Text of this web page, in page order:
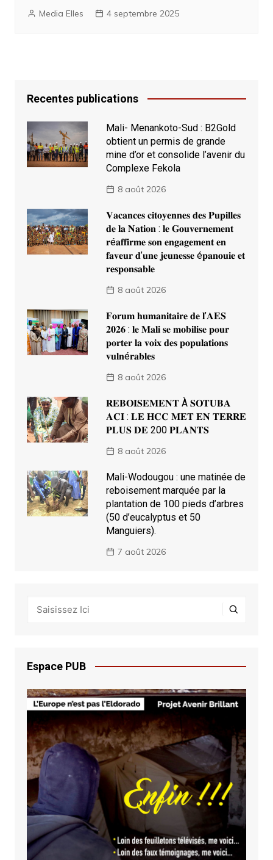
Media Elles 4 septembre 2025
Recentes publications
Mali- Menankoto-Sud : B2Gold
obtient un permis de grande
mine d’or et consolide l’avenir du
Complexe Fekola
8 août 2026
𝐕𝐚𝐜𝐚𝐧𝐜𝐞𝐬 𝐜𝐢𝐭𝐨𝐲𝐞𝐧𝐧𝐞𝐬 𝐝𝐞𝐬 𝐏𝐮𝐩𝐢𝐥𝐥𝐞𝐬
𝐝𝐞 𝐥𝐚 𝐍𝐚𝐭𝐢𝐨𝐧 : 𝐥𝐞 𝐆𝐨𝐮𝐯𝐞𝐫𝐧𝐞𝐦𝐞𝐧𝐭
𝐫é𝐚𝐟𝐟𝐢𝐫𝐦𝐞 𝐬𝐨𝐧 𝐞𝐧𝐠𝐚𝐠𝐞𝐦𝐞𝐧𝐭 𝐞𝐧
𝐟𝐚𝐯𝐞𝐮𝐫 𝐝’𝐮𝐧𝐞 𝐣𝐞𝐮𝐧𝐞𝐬𝐬𝐞 é𝐩𝐚𝐧𝐨𝐮𝐢𝐞 𝐞𝐭
𝐫𝐞𝐬𝐩𝐨𝐧𝐬𝐚𝐛𝐥𝐞
8 août 2026
𝐅𝐨𝐫𝐮𝐦 𝐡𝐮𝐦𝐚𝐧𝐢𝐭𝐚𝐢𝐫𝐞 𝐝𝐞 𝐥’𝐀𝐄𝐒
𝟐𝟎𝟐𝟔 : 𝐥𝐞 𝐌𝐚𝐥𝐢 𝐬𝐞 𝐦𝐨𝐛𝐢𝐥𝐢𝐬𝐞 𝐩𝐨𝐮𝐫
𝐩𝐨𝐫𝐭𝐞𝐫 𝐥𝐚 𝐯𝐨𝐢𝐱 𝐝𝐞𝐬 𝐩𝐨𝐩𝐮𝐥𝐚𝐭𝐢𝐨𝐧𝐬
𝐯𝐮𝐥𝐧é𝐫𝐚𝐛𝐥𝐞𝐬
8 août 2026
𝐑𝐄𝐁𝐎𝐈𝐒𝐄𝐌𝐄𝐍𝐓 À 𝐒𝐎𝐓𝐔𝐁𝐀
𝐀𝐂𝐈 : 𝐋𝐄 𝐇𝐂𝐂 𝐌𝐄𝐓 𝐄𝐍 𝐓𝐄𝐑𝐑𝐄
𝐏𝐋𝐔𝐒 𝐃𝐄 200 𝐏𝐋𝐀𝐍𝐓𝐒
8 août 2026
Mali-Wodougou : une matinée de
reboisement marquée par la
plantation de 100 pieds d’arbres
(50 d’eucalyptus et 50
Manguiers).
7 août 2026
Espace PUB